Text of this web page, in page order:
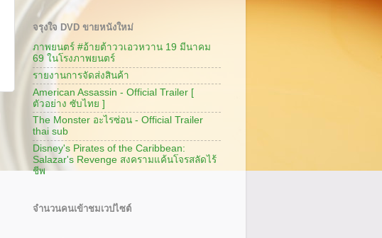
จรุงใจ DVD ขายหนังใหม่
ภาพยนตร์ #อ้ายต้าววเอวหวาน 19 มีนาคม
69 ในโรงภาพยนตร์
รายงานการจัดส่งสินค้า
American Assassin - Official Trailer [
ตัวอย่าง ซับไทย ]
The Monster อะไรซ่อน - Official Trailer
thai sub
Disney's Pirates of the Caribbean:
Salazar's Revenge สงครามแค้นโจรสลัดไร้
ชีพ
จำนวนคนเข้าชมเวปไซต์